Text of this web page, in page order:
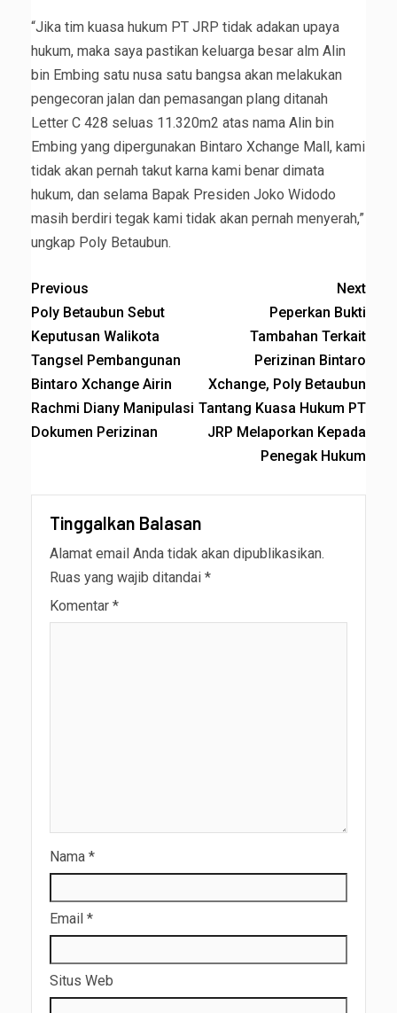
“Jika tim kuasa hukum PT JRP tidak adakan upaya
hukum, maka saya pastikan keluarga besar alm Alin
bin Embing satu nusa satu bangsa akan melakukan
pengecoran jalan dan pemasangan plang ditanah
Letter C 428 seluas 11.320m2 atas nama Alin bin
Embing yang dipergunakan Bintaro Xchange Mall, kami
tidak akan pernah takut karna kami benar dimata
hukum, dan selama Bapak Presiden Joko Widodo
masih berdiri tegak kami tidak akan pernah menyerah,”
ungkap Poly Betaubun.
Previous
Poly Betaubun Sebut
Keputusan Walikota
Tangsel Pembangunan
Bintaro Xchange Airin
Rachmi Diany Manipulasi
Dokumen Perizinan
Next
Peperkan Bukti
Tambahan Terkait
Perizinan Bintaro
Xchange, Poly Betaubun
Tantang Kuasa Hukum PT
JRP Melaporkan Kepada
Penegak Hukum
Tinggalkan Balasan
Alamat email Anda tidak akan dipublikasikan.
Ruas yang wajib ditandai *
Komentar *
Nama *
Email *
Situs Web